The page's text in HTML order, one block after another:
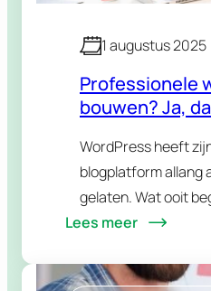
1 augustus 2025
Professionele
bouwen? Ja,
WordPress heeft
blogplatform allang
gelaten. Wat ooit
voor hobbyisten, is
Lees meer